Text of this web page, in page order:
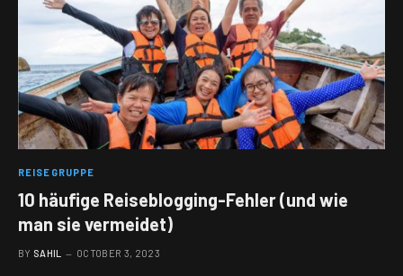
REISEGRUPPE
10 häufige Reiseblogging-Fehler (und wie
man sie vermeidet)
BY SAHIL OCTOBER 3, 2023